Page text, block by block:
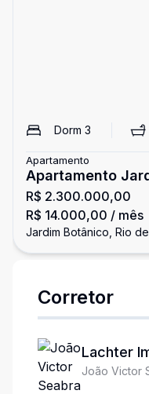
Dorm 3
Apartamento
Apartamento
quartos, 1 vaga
R$ 2.300.000,00
R$ 14.000,00 / mês
Jardim Botânico, Rio
Corretor
Lachter
João Victor